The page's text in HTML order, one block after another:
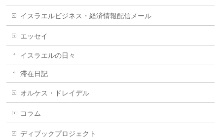
イスラエルビジネス・経済情報配信メール
エッセイ
イスラエルの日々
滞在日記
オルケス・ドレイデル
コラム
ディブックプロジェクト